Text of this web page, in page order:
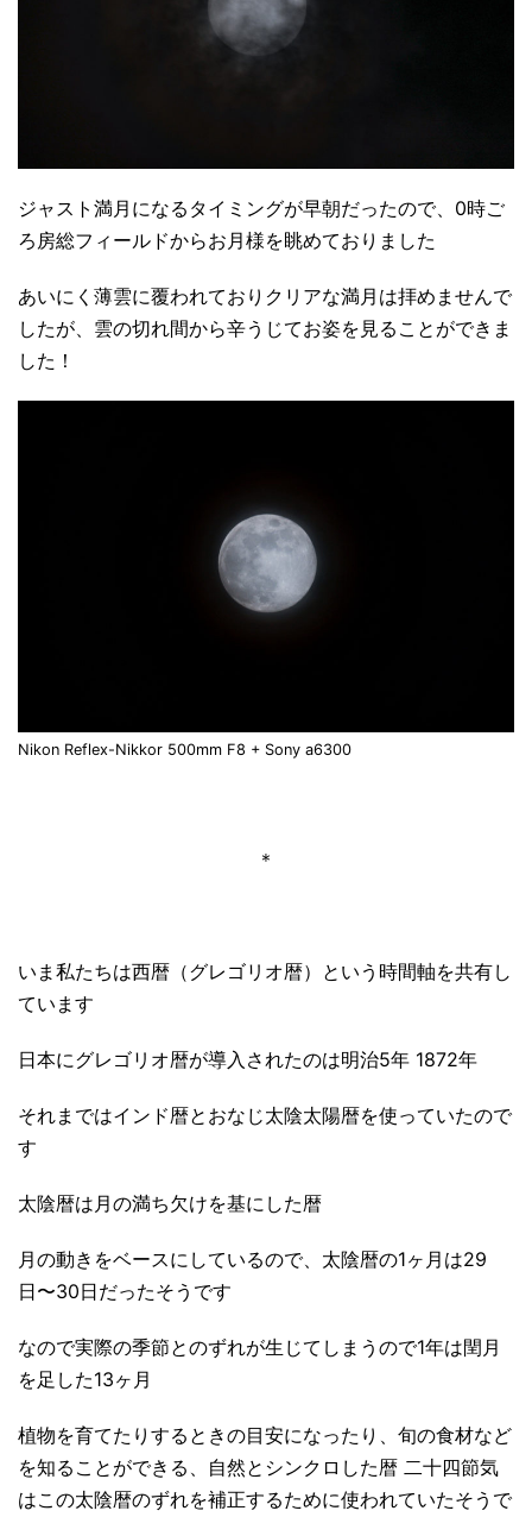
ジャスト満月になるタイミングが早朝だったので、0時ご
ろ房総フィールドからお月様を眺めておりました
あいにく薄雲に覆われておりクリアな満月は拝めませんで
したが、雲の切れ間から辛うじてお姿を見ることができま
した！
Nikon Reflex-Nikkor 500mm F8 + Sony a6300
＊
いま私たちは西暦（グレゴリオ暦）という時間軸を共有し
ています
日本にグレゴリオ暦が導入されたのは明治5年 1872年
それまではインド暦とおなじ太陰太陽暦を使っていたので
す
太陰暦は月の満ち欠けを基にした暦
月の動きをベースにしているので、太陰暦の1ヶ月は29
日〜30日だったそうです
なので実際の季節とのずれが生じてしまうので1年は閏月
を足した13ヶ月
植物を育てたりするときの目安になったり、旬の食材など
を知ることができる、自然とシンクロした暦 二十四節気
はこの太陰暦のずれを補正するために使われていたそうで